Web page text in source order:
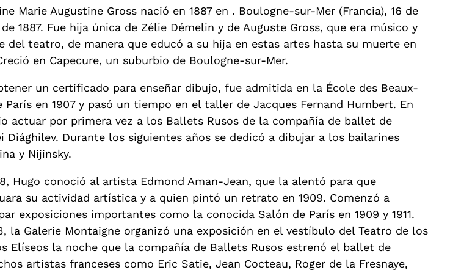
Marie Augustine Gross nació en 1887 en . Boulogne-sur-Mer (Francia), 16 de
1887. Fue hija única de Zélie Démelin y de Auguste Gross, que era músico y
del teatro, de manera que educó a su hija en estas artes hasta su muerte en
en Capecure, un suburbio de Boulogne-sur-Mer.
un certificado para enseñar dibujo, fue admitida en la École des Beaux-
París en 1907 y pasó un tiempo en el taller de Jacques Fernand Humbert. En
actuar por primera vez a los Ballets Rusos de la compañía de ballet de
Diághilev. Durante los siguientes años se dedicó a dibujar a los bailarines
y Nijinsky.
Hugo conoció al artista Edmond Aman-Jean, que la alentó para que
su actividad artística y a quien pintó un retrato en 1909. Comenzó a
exposiciones importantes como la conocida Salón de París en 1909 y 1911.
la Galerie Montaigne organizó una exposición en el vestíbulo del Teatro de los
Elíseos la noche que la compañía de Ballets Rusos estrenó el ballet de
artistas franceses como Eric Satie, Jean Cocteau, Roger de la Fresnaye,